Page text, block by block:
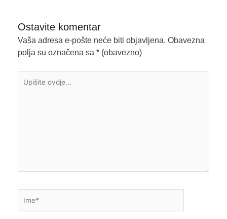
Ostavite komentar
Vaša adresa e-pošte neće biti objavljena. Obavezna
polja su označena sa * (obavezno)
ovdje...